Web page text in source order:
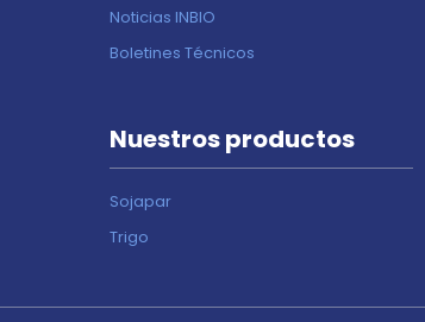
Noticias INBIO
Boletines Técnicos
Nuestros productos
Sojapar
Trigo